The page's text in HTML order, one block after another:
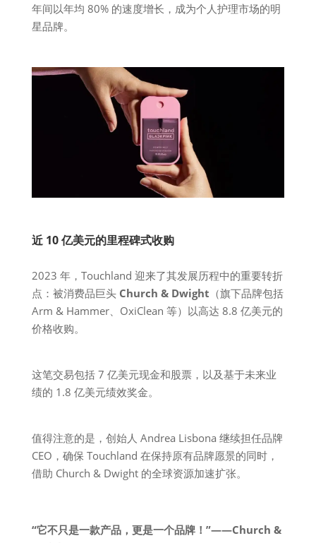
年间以年均 80% 的速度增长，成为个人护理市场的明
星品牌。
近 10 亿美元的里程碑式收购
2023 年，Touchland 迎来了其发展历程中的重要转折
点：被消费品巨头 Church & Dwight （旗下品牌包括
Arm & Hammer、OxiClean 等）以高达 8.8 亿美元的
价格收购。
这笔交易包括 7 亿美元现金和股票，以及基于未来业
绩的 1.8 亿美元绩效奖金。
值得注意的是，创始人 Andrea Lisbona 继续担任品牌
CEO，确保 Touchland 在保持原有品牌愿景的同时，
借助 Church & Dwight 的全球资源加速扩张。
“它不只是一款产品，更是一个品牌！”——Church &